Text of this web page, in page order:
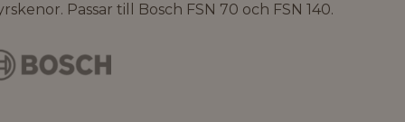
Passar till Bosch FSN 70 och FSN 140.